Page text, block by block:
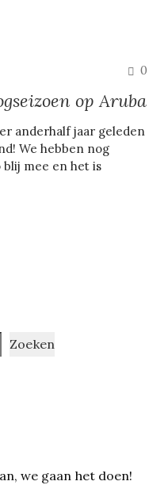
0
op Aruba
anderhalf jaar geleden
We hebben nog
blij mee en het is
Zoeken
we gaan het doen!